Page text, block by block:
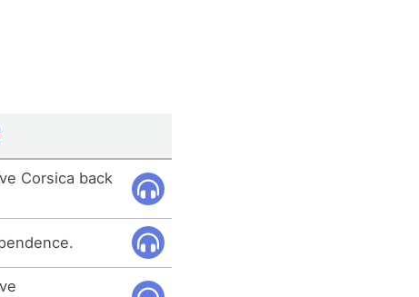
Corsica back